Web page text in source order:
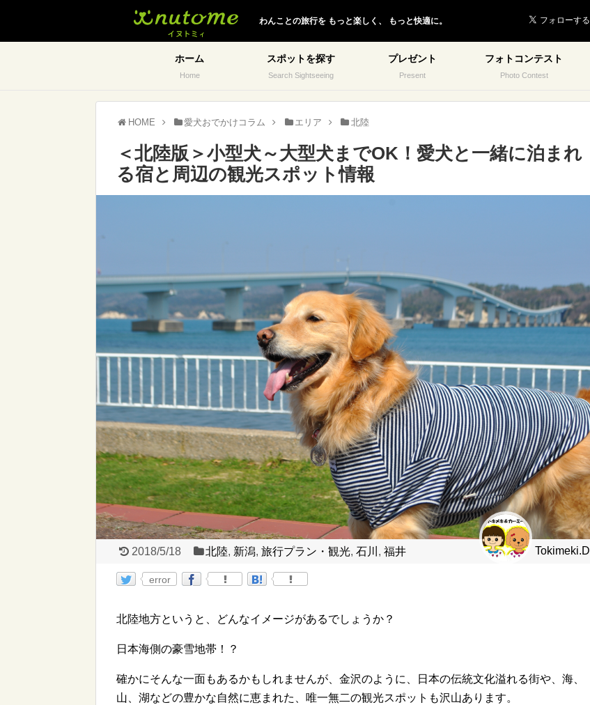
わんことの旅行を もっと楽しく、 もっと快適に。
ホーム
Home
スポットを探す
Search Sightseeing
プレゼント
Present
フォトコンテスト
Photo Contest
HOME 愛犬おでかけコラム エリア 北陸
＜北陸版＞小型犬～大型犬までOK！愛犬と一緒に泊まれ
る宿と周辺の観光スポット情報
Tokimeki.D
2018/5/18 北陸, 新潟,旅行プラン・観光,石川 ,福井
error
北陸地方というと、どんなイメージがあるでしょうか？
日本海側の豪雪地帯！？
確かにそんな一面もあるかもしれませんが、金沢のように、日本の伝統文化溢れる街や、海、
山、湖などの豊かな自然に恵まれた、唯一無二の観光スポットも沢山あります。